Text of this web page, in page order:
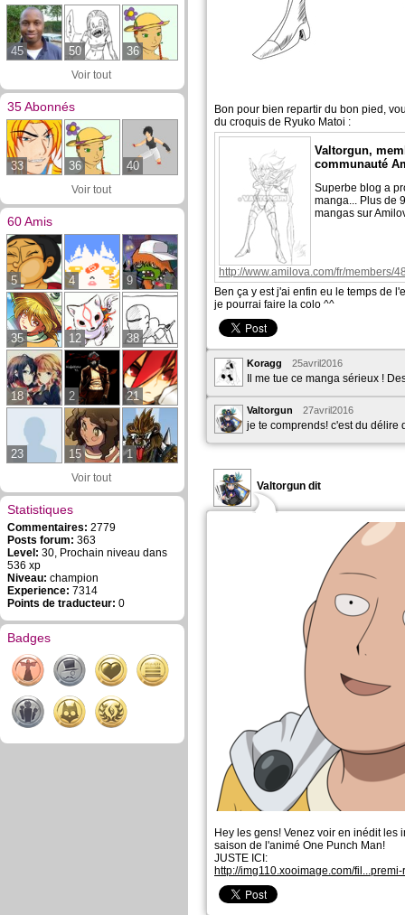
45 50 36
Voir tout
35 Abonnés
33 36 40
Voir tout
60 Amis
5 4 9
35 12 38
18 2 21
23 15 1
Voir tout
Statistiques
Commentaires: 2779
Posts forum: 363
Level: 30, Prochain niveau dans
536 xp
Niveau: champion
Experience: 7314
Points de traducteur: 0
Badges
Bon pour bien repartir du bon pied,
du croquis de Ryuko Matoi :
Valtorgun,
communauté
Superbe blog a
manga... Plus de
mangas sur
http://www.amilova.com/fr/members/
Ben ça y est j'ai enfin eu le temps de
je pourrai faire la colo ^^
Koragg 25avril2016
Il me tue ce manga sérieux !
Valtorgun 27avril2016
je te comprends! c'est du délire
Valtorgun dit
Hey les gens! Venez voir en inédit les
saison de l'animé One Punch Man!
JUSTE ICI:
http://img110.xooimage.com/